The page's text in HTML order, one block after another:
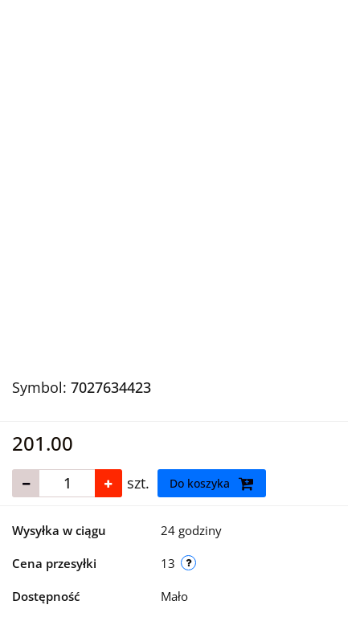
Symbol: 7027634423
201.00
szt. Do koszyka
Wysyłka w ciągu 24 godziny
Cena przesyłki 13
Dostępność Mało